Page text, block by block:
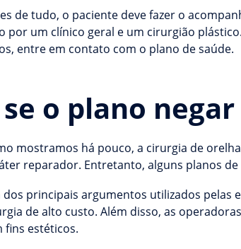
de tudo, o paciente deve fazer o
por um clínico geral e um cirurgião
entre em contato com o plano de saúde.
se o plano
mostramos há pouco, a cirurgia de
reparador. Entretanto, alguns planos
dos principais argumentos utilizados pelas
de alto custo. Além disso, as
fins estéticos.